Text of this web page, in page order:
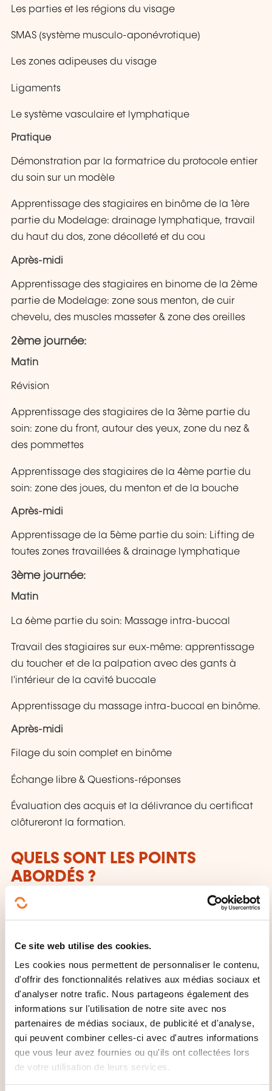
Ce site web utilise des cookies.
Les cookies nous permettent de personnaliser le contenu,
d'offrir des fonctionnalités relatives aux médias sociaux et
d'analyser notre trafic. Nous partageons également des
informations sur l'utilisation de notre site avec nos
partenaires de médias sociaux, de publicité et d'analyse,
qui peuvent combiner celles-ci avec d'autres informations
que vous leur avez fournies ou qu'ils ont collectées lors
de votre utilisation de leurs services.
Les parties et les régions du visage
SMAS (système musculo-aponévrotique)
Les zones adipeuses du visage
Ligaments
Le système vasculaire et lymphatique
Pratique
Démonstration par la formatrice du protocole entier
du soin sur un modèle
Apprentissage des stagiaires en binôme de la 1ère
partie du Modelage: drainage lymphatique, travail
du haut du dos, zone décolleté et du cou
Après-midi
Apprentissage des stagiaires en binome de la 2ème
partie de Modelage: zone sous menton, de cuir
chevelu, des muscles masseter & zone des oreilles
2ème journée:
Matin
Révision
Apprentissage des stagiaires de la 3ème partie du
soin: zone du front, autour des yeux, zone du nez &
des pommettes
Apprentissage des stagiaires de la 4ème partie du
soin: zone des joues, du menton et de la bouche
Après-midi
Apprentissage de la 5ème partie du soin: Lifting de
toutes zones travaillées & drainage lymphatique
3ème journée:
Matin
La 6ème partie du soin: Massage intra-buccal
Travail des stagiaires sur eux-même: apprentissage
du toucher et de la palpation avec des gants à
l'intérieur de la cavité buccale
Apprentissage du massage intra-buccal en binôme.
Après-midi
Filage du soin complet en binôme
Échange libre & Questions-réponses
Évaluation des acquis et la délivrance du certificat
clôtureront la formation.
QUELS SONT LES POINTS
ABORDÉS ?
Les indications et contre-indications de
Les mécanismes principaux du vieillissement du
visage
Les règles d'hygiène
Prix conseillés & arguments pour vendre le
Sculptural Face Modeling aux clients
QUELLES MÉTHODES